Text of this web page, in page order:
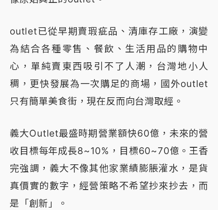
outlet已從早期賣瑕疵品、清庫存工廠，演變
為結合各種零售、餐飲、生活用品的購物中
心，單純賣東西吸引不了人潮，台灣地小人
稠，更快發展為一次購足的商場，國外outlet
只有簡單美食街，現在反而向台灣取經。
義大Outlet最盛時期營業額快60億，未來的營
收目標每年成長8~10%，目標60~70億。王香
完強調，義大不像其他家業績膨脹灌水，是貨
真價實的數字，經營策略不希望抄來抄去，而
是「創新」。